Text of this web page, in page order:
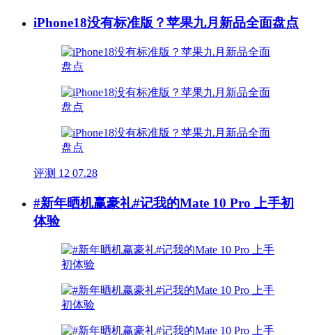
iPhone18没有标准版？苹果九月新品全面盘点
评测 12 07.28
#新年晒机赢豪礼#记我的Mate 10 Pro 上手初
体验